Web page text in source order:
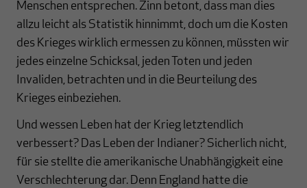
Menschen entsprechen. Zinn betont, dass man dies
allzu leicht als Statistik hinnimmt, doch um die Kosten
des Krieges wirklich ermessen zu können, müssten wir
jedes einzelne Schicksal, jeden Toten und jeden
Invaliden, betrachten und in die Beurteilung des
Krieges einbeziehen.
Und wessen Leben hat der Krieg letztendlich
verbessert? Das Leben der Indianer? Sicherlich nicht,
für sie stellte die amerikanische Unabhängigkeit eine
Verschlechterung dar. Denn England hatte die